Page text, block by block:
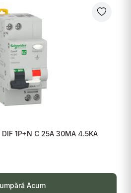
1P+N C 25A 30MA 4.5KA
Acum